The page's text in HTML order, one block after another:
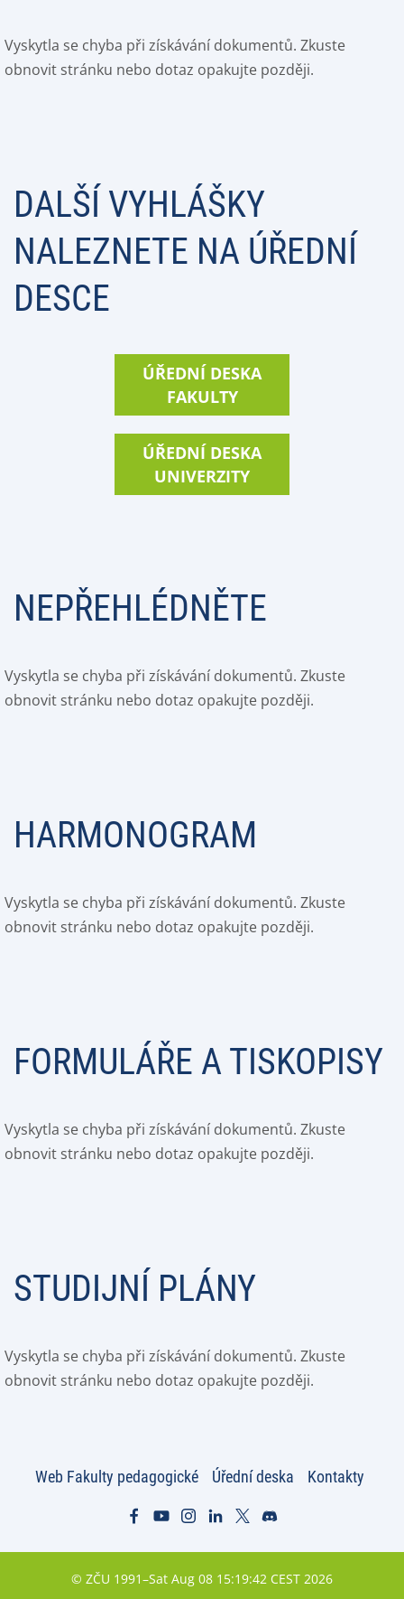
Vyskytla se chyba při získávání dokumentů. Zkuste
obnovit stránku nebo dotaz opakujte později.
DALŠÍ VYHLÁŠKY
NALEZNETE NA ÚŘEDNÍ
DESCE
ÚŘEDNÍ DESKA
FAKULTY
ÚŘEDNÍ DESKA
UNIVERZITY
NEPŘEHLÉDNĚTE
Vyskytla se chyba při získávání dokumentů. Zkuste
obnovit stránku nebo dotaz opakujte později.
HARMONOGRAM
Vyskytla se chyba při získávání dokumentů. Zkuste
obnovit stránku nebo dotaz opakujte později.
FORMULÁŘE A TISKOPISY
Vyskytla se chyba při získávání dokumentů. Zkuste
obnovit stránku nebo dotaz opakujte později.
STUDIJNÍ PLÁNY
Vyskytla se chyba při získávání dokumentů. Zkuste
obnovit stránku nebo dotaz opakujte později.
Web Fakulty pedagogické Úřední deska Kontakty
© ZČU 1991–Sat Aug 08 15:19:42 CEST 2026